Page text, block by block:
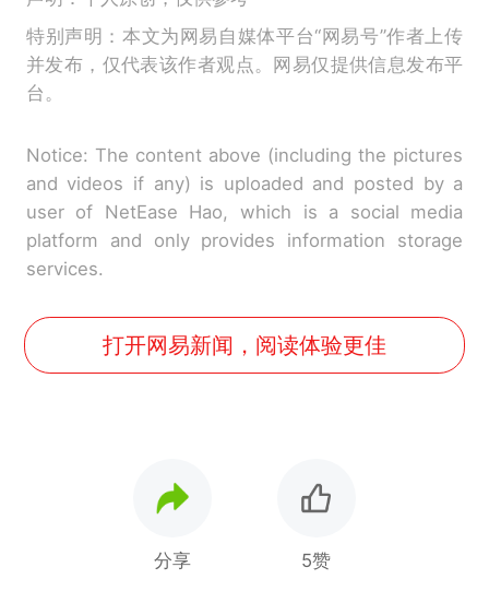
特别声明：本文为网易自媒体平台“网易号”作者上传
并发布，仅代表该作者观点。网易仅提供信息发布平
台。
Notice: The content above (including the pictures
and videos if any) is uploaded and posted by a
user of NetEase Hao, which is a social media
platform and only provides information storage
services.
打开网易新闻，阅读体验更佳
分享 5赞